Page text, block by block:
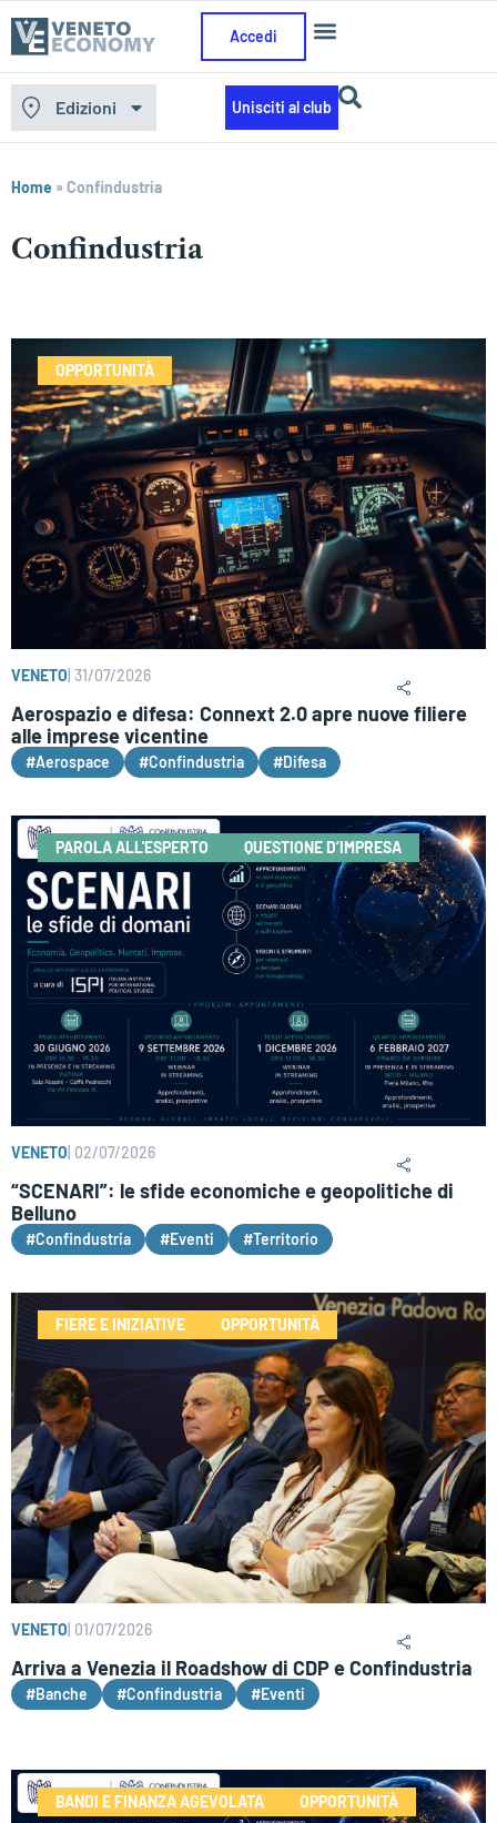
Accedi
Edizioni Unisciti al club
Home »Confindustria
Confindustria
OPPORTUNITÀ
VENETO 31/07/2026
Aerospazio e difesa: Connext 2.0 apre nuove filiere
alle imprese vicentine
#Aerospace #Confindustria #Difesa
PAROLA ALL'ESPERTO QUESTIONE D’IMPRESA
VENETO 02/07/2026
“SCENARI”: le sfide economiche e geopolitiche di
Belluno
#Confindustria #Eventi #Territorio
FIERE E INIZIATIVE OPPORTUNITÀ
VENETO 01/07/2026
Arriva a Venezia il Roadshow di CDP e Confindustria
#Banche #Confindustria #Eventi
BANDI E FINANZA AGEVOLATA OPPORTUNITÀ